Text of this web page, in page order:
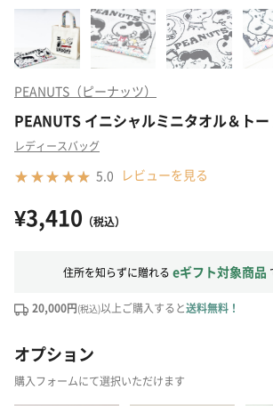
PEANUTS（ピーナッツ）
PEANUTS イニシャルミニタオル＆ト
レディースバッグ
5.0 レビューを見る
¥3,410 （税込）
住所を知らずに贈れる eギフト対象商品
20,000円(税込)以上ご購入すると送料無料！
オプション
購入フォームにて選択いただけます